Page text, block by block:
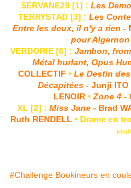
SERVANE29 [1] : Les
TERRYSTAD [3] : Les
Entre les deux, il n'y a rien -
pour Algernon
VERDORIE [6] : Jambon,
Métal hurlant, Opus
COLLECTIF • Le Destin
Décapitées - Junji ITO
LENOIR • Zone 4 -
XL [2] : Miss Jane- Brad
Ruth RENDELL • Drame en
#Challenge Bookineurs en